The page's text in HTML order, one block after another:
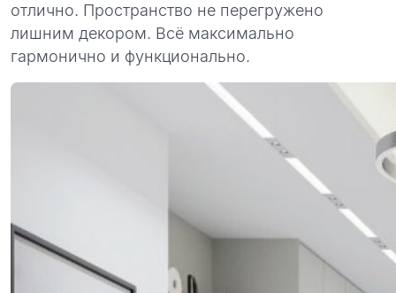
отлично. Пространство не перегружено
лишним декором. Всё максимально
гармонично и функционально.